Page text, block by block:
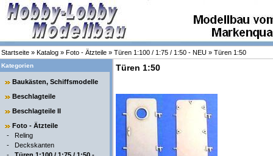
Startseite » Katalog » Foto - Ätzteile » Türen 1:100 / 1:75 / 1:50 - NEU » Türen 1:50
Kategorien
Baukästen, Schiffsmodelle
Beschlagteile
Beschlagteile II
Foto - Ätzteile
- Reling
- Deckskanten
Türen 1:50